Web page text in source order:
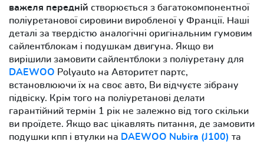
важеля передній створюється з багатокомпонентної
поліуретанової сировини виробленої у Франції. Наші
деталі за твердістю аналогічні оригінальним гумовим
сайлентблокам і подушкам двигуна. Якщо ви
вирішили замовити сайлентблоки з поліуретану для
DAEWOO Polyauto на Авторитет партс,
встановлюючи їх на своє авто, Ви відчуєте зібрану
підвіску. Крім того на поліуретанові делати
гарантійний термін 1 рік не залежно від того скільки
ви проїдете. Якщо вас цікавлять питання, де замовити
подушки кпп і втулки на DAEWOO Nubira (J100) та